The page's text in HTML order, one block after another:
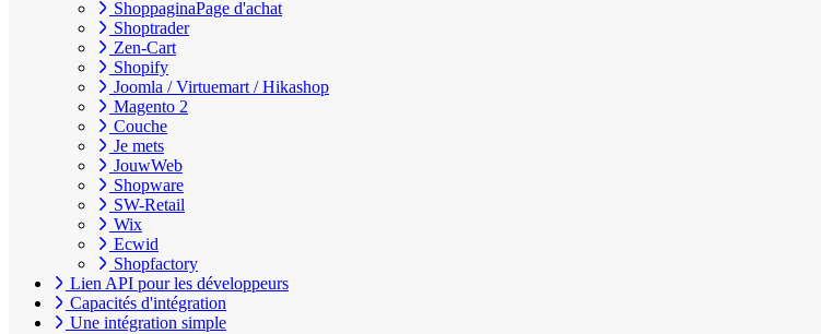
ShoppaginaPage d'achat
Shoptrader
Zen-Cart
Shopify
Joomla / Virtuemart / Hikashop
Magento 2
Couche
Je mets
JouwWeb
Shopware
SW-Retail
Wix
Ecwid
Shopfactory
Lien API pour les développeurs
Capacités d'intégration
Une intégration simple